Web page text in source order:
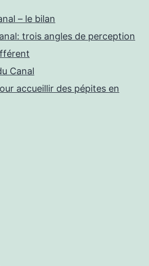
– le bilan
trois angles de perception
Canal
accueillir des pépites en